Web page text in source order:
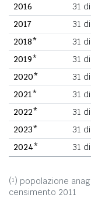
2016
31
2017
31
2018*
31
2019*
31
2020*
31
2021*
31
2022*
31
2023*
31
2024*
31
(¹) popolazione
censimento 2011